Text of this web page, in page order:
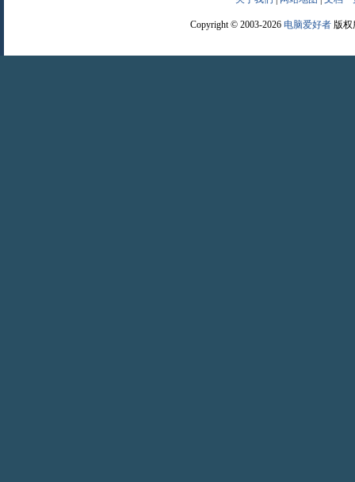
Copyright © 2003-2026 电脑爱好者版权